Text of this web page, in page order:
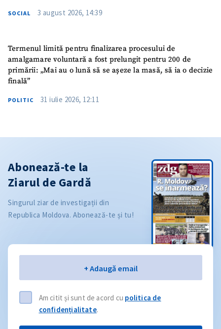
SOCIAL 3 august 2026, 14:39
Termenul limită pentru finalizarea procesului de
amalgamare voluntară a fost prelungit pentru 200 de
primării: „Mai au o lună să se așeze la masă, să ia o decizie
finală”
POLITIC 31 iulie 2026, 12:11
Abonează-te la
Ziarul de Gardă
Singurul ziar de investigații din
Republica Moldova. Abonează-te și tu!
+ Adaugă email
Am citit și sunt de acord cu politica de
confidențialitate.